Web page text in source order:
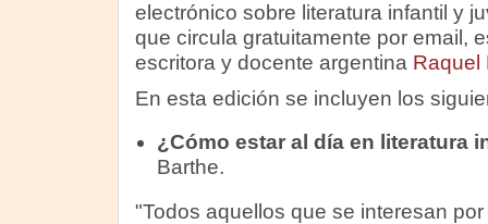
electrónico sobre literatura infantil y
que circula gratuitamente por email,
escritora y docente argentina Raquel
En esta edición se incluyen los
¿Cómo estar al día en literatura
Barthe.
"Todos aquellos que se interesan